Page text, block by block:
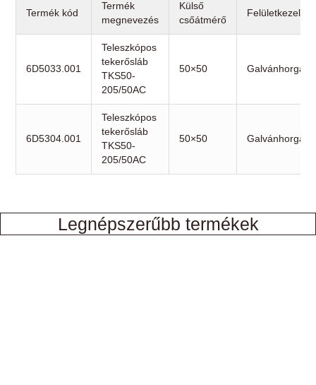
Termék kód
Termék
megnevezés
Külső
csőátmérő
Felületkezelés
6D5033.001
Teleszkópos
tekerősláb
TKS50-
205/50AC
50×50 Galvánhorgany
6D5304.001
Teleszkópos
tekerősláb
TKS50-
205/50AC
50×50 Galvánhorgany
Legnépszerűbb termékek